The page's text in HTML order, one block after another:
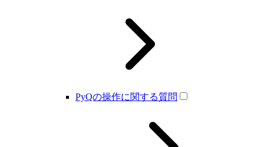
PyQの操作に関する質問